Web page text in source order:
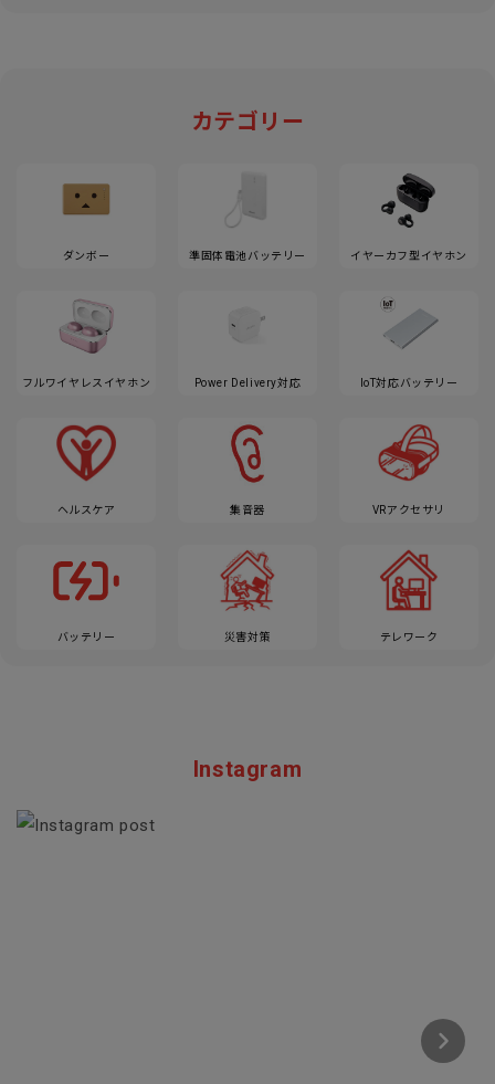
カテゴリー
ダンボー 準固体電池バッテリー イヤーカフ型イヤホン
フルワイヤレスイヤホン Power Delivery対応 IoT対応バッテリー
ヘルスケア 集音器 VRアクセサリ
バッテリー 災害対策 テレワーク
Instagram